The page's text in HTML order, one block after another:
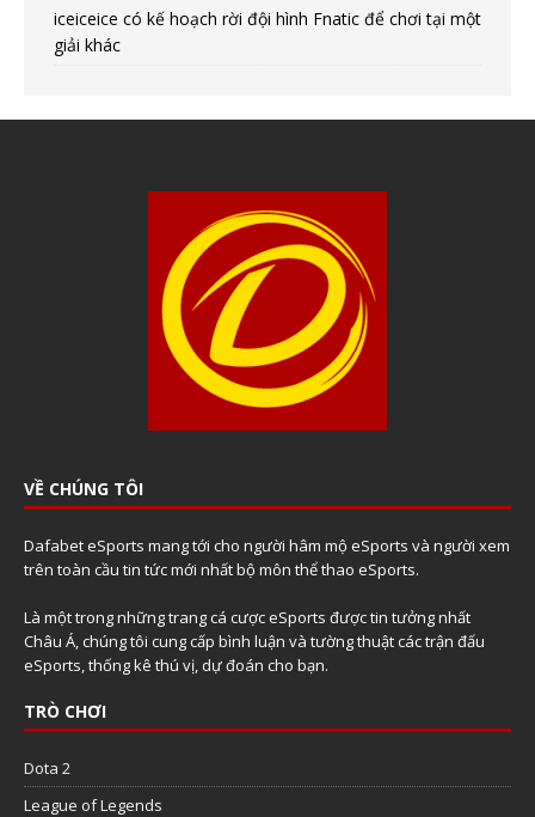
iceiceice có kế hoạch rời đội hình Fnatic để chơi tại một
giải khác
VỀ CHÚNG TÔI
Dafabet eSports mang tới cho người hâm mộ eSports và người xem
trên toàn cầu tin tức mới nhất bộ môn thể thao eSports.
Là một trong những trang cá cược eSports được tin tưởng nhất
Châu Á, chúng tôi cung cấp bình luận và tường thuật các trận đấu
eSports, thống kê thú vị, dự đoán cho bạn.
TRÒ CHƠI
Dota 2
League of Legends